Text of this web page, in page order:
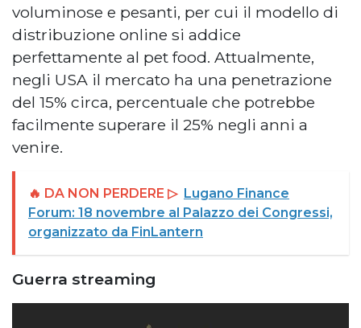
voluminose e pesanti, per cui il modello di
distribuzione online si addice
perfettamente al pet food. Attualmente,
negli USA il mercato ha una penetrazione
del 15% circa, percentuale che potrebbe
facilmente superare il 25% negli anni a
venire.
🔥 DA NON PERDERE ▷ Lugano Finance
Forum: 18 novembre al Palazzo dei Congressi,
organizzato da FinLantern
Guerra streaming